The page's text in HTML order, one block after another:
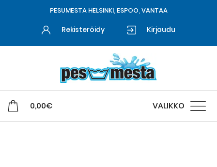
PESUMESTA HELSINKI, ESPOO, VANTAA
Rekisteröidy Kirjaudu
0,00€ VALIKKO